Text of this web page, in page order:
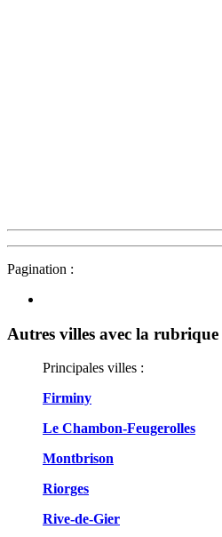
Pagination :
Autres villes avec la rubrique
Principales villes :
Firminy
Le Chambon-Feugerolles
Montbrison
Riorges
Rive-de-Gier